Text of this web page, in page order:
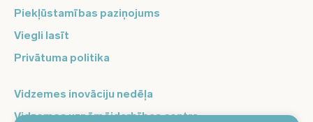
Piekļūstamības paziņojums
Viegli lasīt
Privātuma politika
Vidzemes inovāciju nedēļa
Vidzemes uzņēmējdarbības centrs